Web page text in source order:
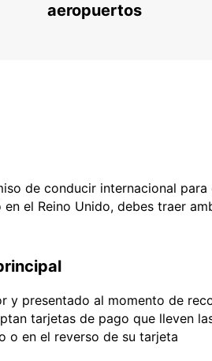
aeropuertos
de conducir internacional
el Reino Unido, debes traer
presentado al momento de
tarjetas de pago que lleven
o en el reverso de su tarjeta